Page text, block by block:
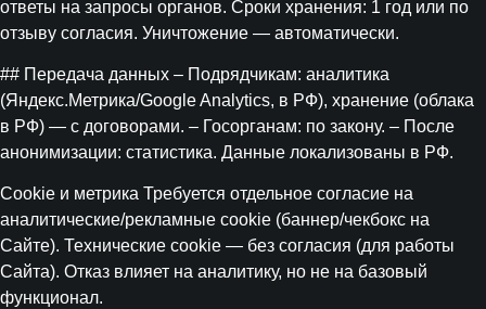
ответы на запросы органов. Сроки хранения: 1 год или по
отзыву согласия. Уничтожение — автоматически.
## Передача данных – Подрядчикам: аналитика
(Яндекс.Метрика/Google Analytics, в РФ), хранение (облака
в РФ) — с договорами. – Госорганам: по закону. – После
анонимизации: статистика. Данные локализованы в РФ.
Cookie и метрика Требуется отдельное согласие на
аналитические/рекламные cookie (баннер/чекбокс на
Сайте). Технические cookie — без согласия (для работы
Сайта). Отказ влияет на аналитику, но не на базовый
функционал.